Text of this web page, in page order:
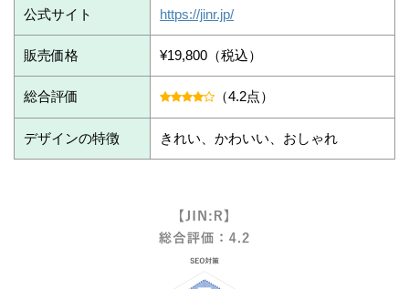
公式サイト https://jinr.jp/
販売価格 ¥19,800（税込）
総合評価 （4.2点）
デザインの特徴 きれい、かわいい、おしゃれ